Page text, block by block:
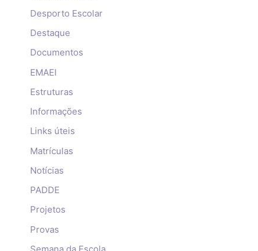
Desporto Escolar
Destaque
Documentos
EMAEI
Estruturas
Informações
Links úteis
Matrículas
Notícias
PADDE
Projetos
Provas